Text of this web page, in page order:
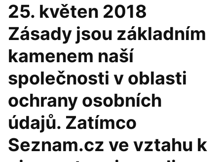
25. květen 2018
Zásady jsou základním
kamenem naší
společnosti v oblasti
ochrany osobních
údajů. Zatímco
Seznam.cz ve vztahu k